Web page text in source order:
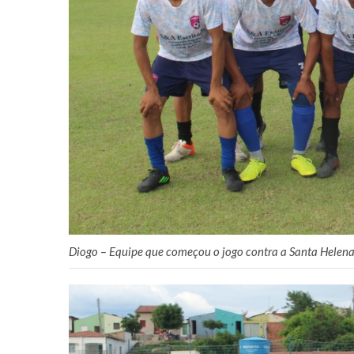
Diogo – Equipe que começou o jogo contra a Santa